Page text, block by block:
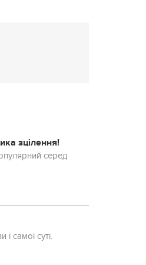
зцілення!
серед
самої суті.